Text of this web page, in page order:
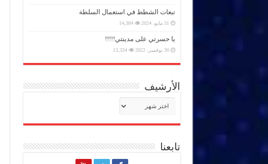
تبعات الشطط في استعمال السلطة
31 مايو، 2024 14,384
يا حسرتي على مدينتي!!!!!
30 نوفمبر، 2022 13,334
الأرشيف
تابعنا